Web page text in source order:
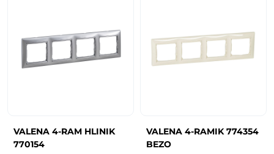
VALENA 4-RAM HLINIK
770154
VALENA 4-RAMIK 774354
BEZO